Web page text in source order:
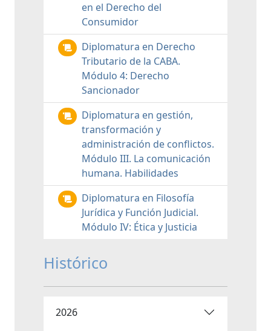
en el Derecho del
Consumidor
Diplomatura en Derecho
Tributario de la CABA.
Módulo 4: Derecho
Sancionador
Diplomatura en gestión,
transformación y
administración de conflictos.
Módulo III. La comunicación
humana. Habilidades
Diplomatura en Filosofía
Jurídica y Función Judicial.
Módulo IV: Ética y Justicia
Histórico
2026